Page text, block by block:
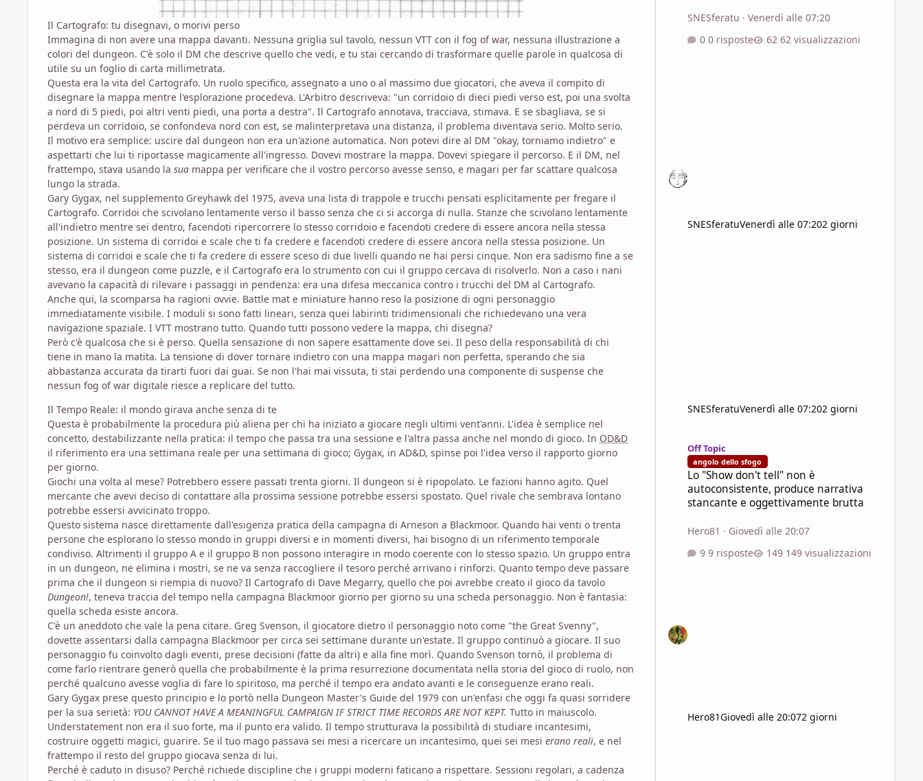
Il Cartografo: tu disegnavi, o morivi perso
Immagina di non avere una mappa davanti. Nessuna griglia sul tavolo, nessun VTT con il fog of war, nessuna illustrazione a
colori del dungeon. C'è solo il DM che descrive quello che vedi, e tu stai cercando di trasformare quelle parole in qualcosa di
utile su un foglio di carta millimetrata.
Questa era la vita del Cartografo. Un ruolo specifico, assegnato a uno o al massimo due giocatori, che aveva il compito di
disegnare la mappa mentre l'esplorazione procedeva. L'Arbitro descriveva: "un corridoio di dieci piedi verso est, poi una svolta
a nord di 5 piedi, poi altri venti piedi, una porta a destra". Il Cartografo annotava, tracciava, stimava. E se sbagliava, se si
perdeva un corridoio, se confondeva nord con est, se malinterpretava una distanza, il problema diventava serio. Molto serio.
Il motivo era semplice: uscire dal dungeon non era un'azione automatica. Non potevi dire al DM "okay, torniamo indietro" e
aspettarti che lui ti riportasse magicamente all'ingresso. Dovevi mostrare la mappa. Dovevi spiegare il percorso. E il DM, nel
frattempo, stava usando la sua mappa per verificare che il vostro percorso avesse senso, e magari per far scattare qualcosa
lungo la strada.
Gary Gygax, nel supplemento Greyhawk del 1975, aveva una lista di trappole e trucchi pensati esplicitamente per fregare il
Cartografo. Corridoi che scivolano lentamente verso il basso senza che ci si accorga di nulla. Stanze che scivolano lentamente
all'indietro mentre sei dentro, facendoti ripercorrere lo stesso corridoio e facendoti credere di essere ancora nella stessa
posizione. Un sistema di corridoi e scale che ti fa credere e facendoti credere di essere ancora nella stessa posizione. Un
sistema di corridoi e scale che ti fa credere di essere sceso di due livelli quando ne hai persi cinque. Non era sadismo fine a se
stesso, era il dungeon come puzzle, e il Cartografo era lo strumento con cui il gruppo cercava di risolverlo. Non a caso i nani
avevano la capacità di rilevare i passaggi in pendenza: era una difesa meccanica contro i trucchi del DM al Cartografo.
Anche qui, la scomparsa ha ragioni ovvie. Battle mat e miniature hanno reso la posizione di ogni personaggio
immediatamente visibile. I moduli si sono fatti lineari, senza quei labirinti tridimensionali che richiedevano una vera
navigazione spaziale. I VTT mostrano tutto. Quando tutti possono vedere la mappa, chi disegna?
Però c'è qualcosa che si è perso. Quella sensazione di non sapere esattamente dove sei. Il peso della responsabilità di chi
tiene in mano la matita. La tensione di dover tornare indietro con una mappa magari non perfetta, sperando che sia
abbastanza accurata da tirarti fuori dai guai. Se non l'hai mai vissuta, ti stai perdendo una componente di suspense che
nessun fog of war digitale riesce a replicare del tutto.
Il Tempo Reale: il mondo girava anche senza di te
Questa è probabilmente la procedura più aliena per chi ha iniziato a giocare negli ultimi vent'anni. L'idea è semplice nel
concetto, destabilizzante nella pratica: il tempo che passa tra una sessione e l'altra passa anche nel mondo di gioco. In OD&D
il riferimento era una settimana reale per una settimana di gioco; Gygax, in AD&D, spinse poi l'idea verso il rapporto giorno
per giorno.
Giochi una volta al mese? Potrebbero essere passati trenta giorni. Il dungeon si è ripopolato. Le fazioni hanno agito. Quel
mercante che avevi deciso di contattare alla prossima sessione potrebbe essersi spostato. Quel rivale che sembrava lontano
potrebbe essersi avvicinato troppo.
Questo sistema nasce direttamente dall'esigenza pratica della campagna di Arneson a Blackmoor. Quando hai venti o trenta
persone che esplorano lo stesso mondo in gruppi diversi e in momenti diversi, hai bisogno di un riferimento temporale
condiviso. Altrimenti il gruppo A e il gruppo B non possono interagire in modo coerente con lo stesso spazio. Un gruppo entra
in un dungeon, ne elimina i mostri, se ne va senza raccogliere il tesoro perché arrivano i rinforzi. Quanto tempo deve passare
prima che il dungeon si riempia di nuovo? Il Cartografo di Dave Megarry, quello che poi avrebbe creato il gioco da tavolo
Dungeon!, teneva traccia del tempo nella campagna Blackmoor giorno per giorno su una scheda personaggio. Non è fantasia:
quella scheda esiste ancora.
C'è un aneddoto che vale la pena citare. Greg Svenson, il giocatore dietro il personaggio noto come "the Great Svenny",
dovette assentarsi dalla campagna Blackmoor per circa sei settimane durante un'estate. Il gruppo continuò a giocare. Il suo
personaggio fu coinvolto dagli eventi, prese decisioni (fatte da altri) e alla fine morì. Quando Svenson tornò, il problema di
come farlo rientrare generò quella che probabilmente è la prima resurrezione documentata nella storia del gioco di ruolo, non
perché qualcuno avesse voglia di fare lo spiritoso, ma perché il tempo era andato avanti e le conseguenze erano reali.
Gary Gygax prese questo principio e lo portò nella Dungeon Master's Guide del 1979 con un'enfasi che oggi fa quasi sorridere
per la sua serietà: YOU CANNOT HAVE A MEANINGFUL CAMPAIGN IF STRICT TIME RECORDS ARE NOT KEPT. Tutto in maiuscolo.
Understatement non era il suo forte, ma il punto era valido. Il tempo strutturava la possibilità di studiare incantesimi,
costruire oggetti magici, guarire. Se il tuo mago passava sei mesi a ricercare un incantesimo, quei sei mesi erano reali, e nel
frattempo il resto del gruppo giocava senza di lui.
Perché è caduto in disuso? Perché richiede discipline che i gruppi moderni faticano a rispettare. Sessioni regolari, a cadenza
SNESferatu · Venerdì alle 07:20
0 risposte
62 visualizzazioni
SNESferatuVenerdì alle 07:202 giorni
SNESferatuVenerdì alle 07:202 giorni
Off Topic
angolo dello sfogo
Lo "Show don't tell" non è
autoconsistente, produce narrativa
stancante e oggettivamente brutta
Hero81 · Giovedì alle 20:07
9 risposte
149 visualizzazioni
Hero81 Giovedì alle 20:072 giorni